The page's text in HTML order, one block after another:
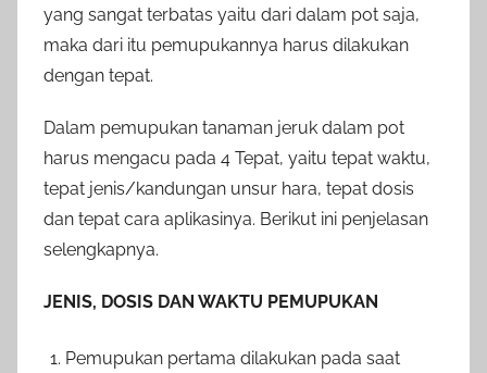
yang sangat terbatas yaitu dari dalam pot saja,
maka dari itu pemupukannya harus dilakukan
dengan tepat.
Dalam pemupukan tanaman jeruk dalam pot
harus mengacu pada 4 Tepat, yaitu tepat waktu,
tepat jenis/kandungan unsur hara, tepat dosis
dan tepat cara aplikasinya. Berikut ini penjelasan
selengkapnya.
JENIS, DOSIS DAN WAKTU PEMUPUKAN
Pemupukan pertama dilakukan pada saat